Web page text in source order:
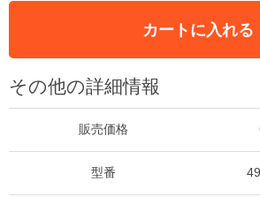
カートに入れる
その他の詳細情報
販売価格
型番